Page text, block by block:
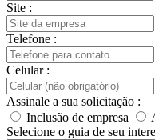
Site :
Telefone :
Celular :
Assinale a sua solicitação :
Inclusão de empresa
Selecione o guia de seu